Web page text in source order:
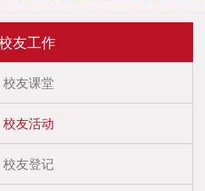
友工作
校友课堂
校友活动
校友登记